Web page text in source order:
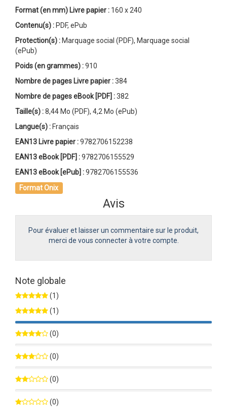
Format (en mm) Livre papier : 160 x 240
Contenu(s) : PDF, ePub
Protection(s) : Marquage social (PDF), Marquage social
(ePub)
Poids (en grammes) :910
Nombre de pages Livre papier :384
Nombre de pageseBook [PDF] :382
Taille(s) :8,44 Mo (PDF), 4,2 Mo (ePub)
Langue(s) : Français
EAN13 Livre papier :9782706152238
EAN13 eBook [PDF] :9782706155529
EAN13 eBook [ePub] :9782706155536
Format Onix
Avis
Pour évaluer et laisser un commentaire sur le produit,
merci de vous connecter à votre compte.
Note globale
(1)
(1)
100%
(0)
(0)
(0)
(0)